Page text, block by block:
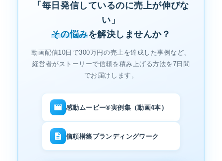
「毎日発信しているのに売上が伸びな
い」
その悩みを解決しませんか？
動画配信10日で300万円の売上を達成した事例など、
経営者がストーリーで信頼を積み上げる方法を7日間
でお届けします。
感動ムービー®実例集（動画4本）
信頼構築ブランディングワーク